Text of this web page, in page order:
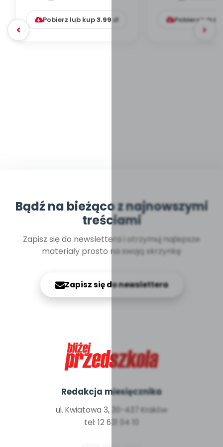
[zabawy tematyczn...
Pobierz lub kup3.99 zł Pobierz lub
Bądź na bieżąco z najnowszymi
treściami
Zapisz się do newslettera i otrzymuj najlepsze
materiały prosto na swoją skrzynkę
Zapisz się do newslettera
Redakcja miesięcznika
ul. Kwiatowa 3, 30-437 Kraków
tel: 12 631 04 10